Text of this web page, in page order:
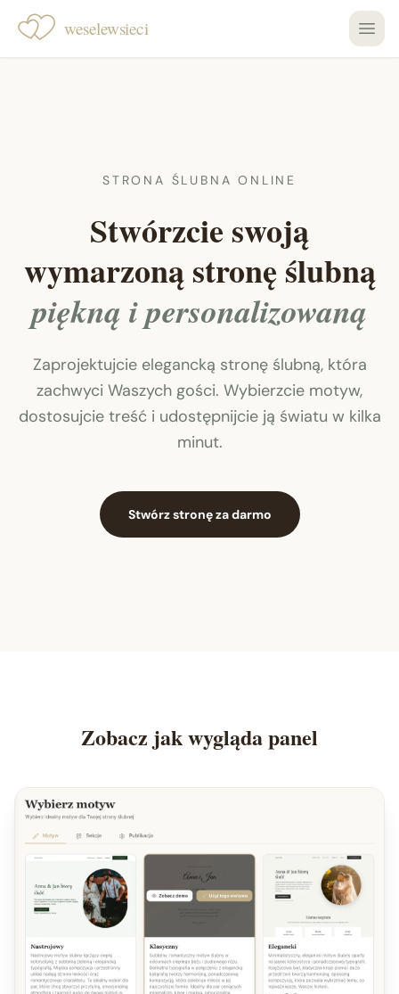
weselewsieci
STRONA ŚLUBNA ONLINE
Stwórzcie swoją
wymarzoną stronę ślubną
piękną i personalizowaną
Zaprojektujcie elegancką stronę ślubną, która
zachwyci Waszych gości. Wybierzcie motyw,
dostosujcie treść i udostępnijcie ją światu w kilka
minut.
Stwórz stronę za darmo
Zobacz jak wygląda panel